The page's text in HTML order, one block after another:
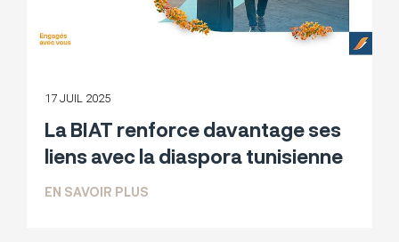
17 JUIL 2025
La BIAT renforce davantage ses
liens avec la diaspora tunisienne
EN SAVOIR PLUS